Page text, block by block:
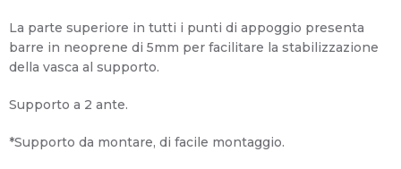
La parte superiore in tutti i punti di appoggio presenta
barre in neoprene di 5mm per facilitare la stabilizzazione
della vasca al supporto.
Supporto a 2 ante.
*Supporto da montare, di facile montaggio.